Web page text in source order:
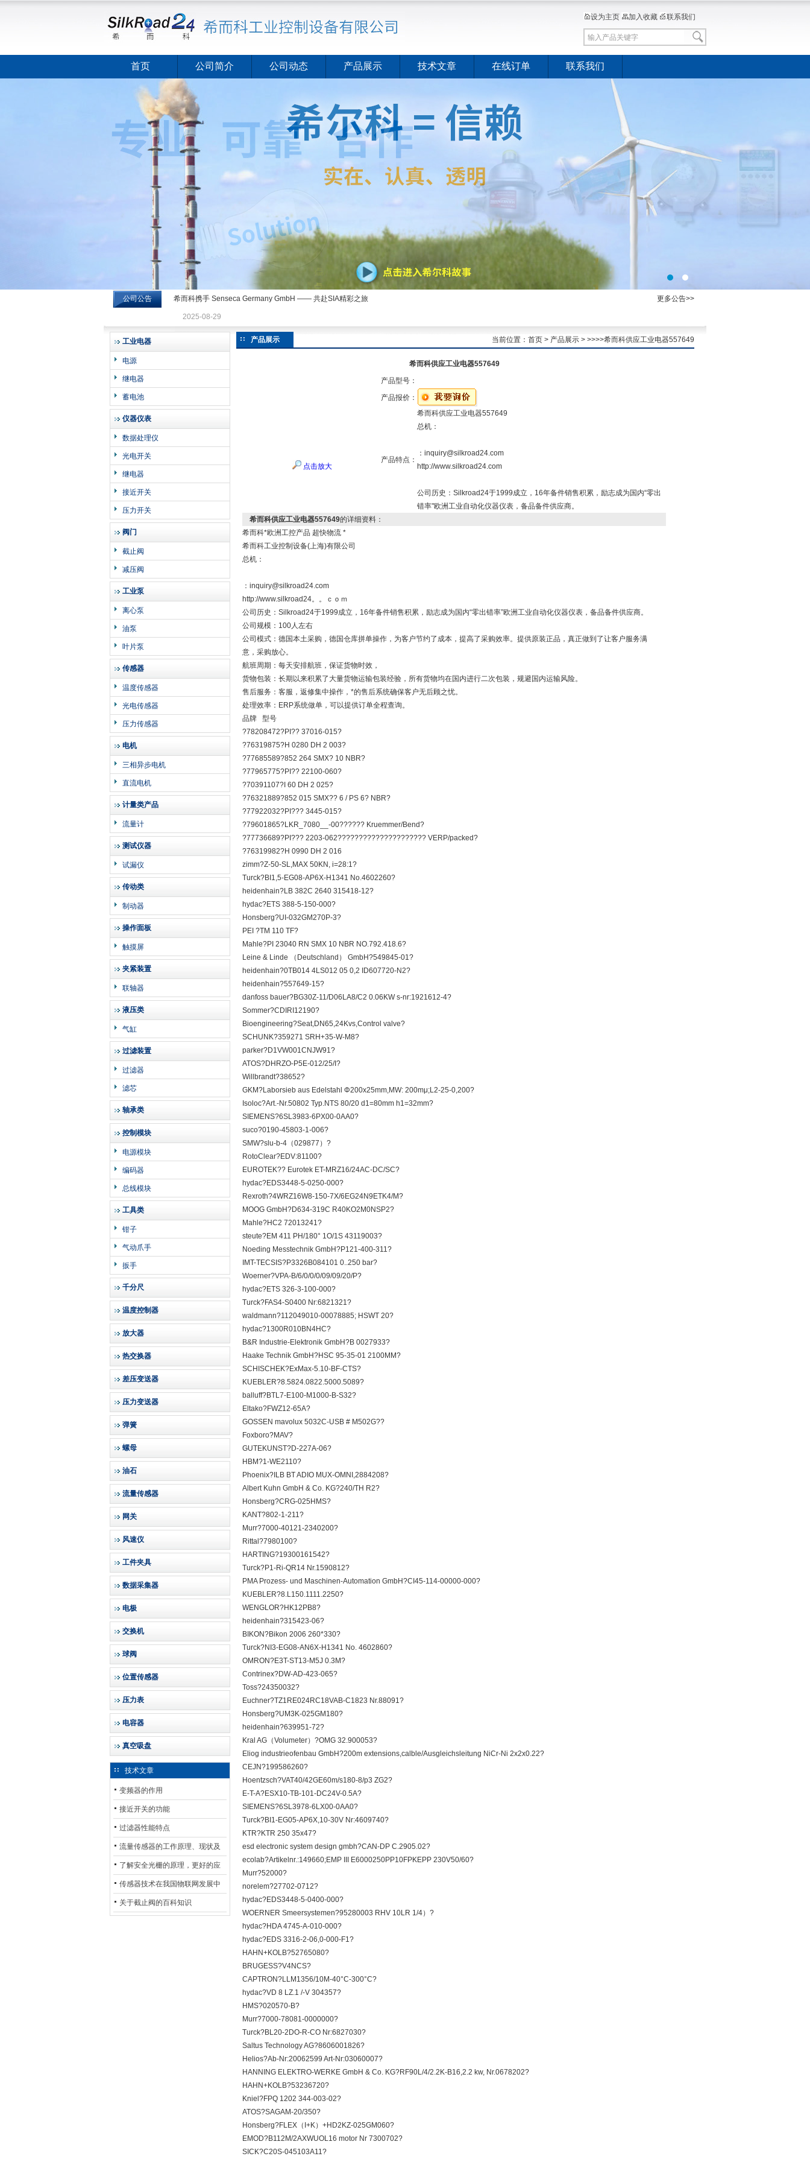
希而科工业控制设备有限公司
设为主页 加入收藏 联系我们
首页 公司简介 公司动态 产品展示 技术文章 在线订单 联系我们
公司公告 希而科携手 Senseca Germany GmbH —— 共赴SIA精彩之旅
2025-08-29
更多公告>>
工业电器
电源
继电器
蓄电池
仪器仪表
数据处理仪
光电开关
继电器
接近开关
压力开关
阀门
截止阀
减压阀
工业泵
离心泵
油泵
叶片泵
传感器
温度传感器
光电传感器
压力传感器
电机
三相异步电机
直流电机
计量类产品
流量计
测试仪器
试漏仪
传动类
制动器
操作面板
触摸屏
夹紧装置
联轴器
液压类
气缸
过滤装置
过滤器
滤芯
轴承类
控制模块
电源模块
编码器
总线模块
工具类
钳子
气动爪手
扳手
千分尺
温度控制器
放大器
热交换器
差压变送器
压力变送器
弹簧
螺母
油石
流量传感器
网关
风速仪
工件夹具
数据采集器
电极
交换机
球阀
位置传感器
压力表
电容器
真空吸盘
技术文章
变频器的作用
接近开关的功能
过滤器性能特点
流量传感器的工作原理、现状及
其发展前景
了解安全光栅的原理，更好的应
用安全光栅
传感器技术在我国物联网发展中
的地位*
关于截止阀的百科知识
产品展示 当前位置： 首页 > 产品展示 > >>>>希而科供应工业电器557649
希而科供应工业电器557649
点击放大
产品型号：
产品报价：
产品特点：
希而科供应工业电器557649
总机：
：inquiry@silkroad24.com
http://www.silkroad24.com
公司历史：Silkroad24于1999成立，16年备件销售积累，励志成为国内“零出
错率"欧洲工业自动化仪器仪表，备品备件供应商。
希而科供应工业电器557649的详细资料：
希而科*欧洲工控产品 超快物流 *
希而科工业控制设备(上海)有限公司
总机：
：inquiry@silkroad24.com
http://www.silkroad24。。ｃｏｍ
公司历史：Silkroad24于1999成立，16年备件销售积累，励志成为国内“零出错率”欧洲工业自动化仪器仪表，备品备件供应商。
公司规模：100人左右
公司模式：德国本土采购，德国仓库拼单操作，为客户节约了成本，提高了采购效率。提供原装正品，真正做到了让客户服务满
意，采购放心。
航班周期：每天安排航班，保证货物时效，
货物包装：长期以来积累了大量货物运输包装经验，所有货物均在国内进行二次包装，规避国内运输风险。
售后服务：客服，返修集中操作，*的售后系统确保客户无后顾之忧。
处理效率：ERP系统做单，可以提供订单全程查询。
品牌 型号
?78208472?PI?? 37016-015?
?76319875?H 0280 DH 2 003?
?77685589?852 264 SMX? 10 NBR?
?77965775?PI?? 22100-060?
?70391107?I 60 DH 2 025?
?76321889?852 015 SMX?? 6 / PS 6? NBR?
?77922032?PI??? 3445-015?
?79601865?LKR_7080__-00?????? Kruemmer/Bend?
?77736689?PI??? 2203-062????????????????????? VERP/packed?
?76319982?H 0990 DH 2 016
zimm?Z-50-SL,MAX 50KN, i=28:1?
Turck?BI1,5-EG08-AP6X-H1341 No.4602260?
heidenhain?LB 382C 2640 315418-12?
hydac?ETS 388-5-150-000?
Honsberg?UI-032GM270P-3?
PEI ?TM 110 TF?
Mahle?PI 23040 RN SMX 10 NBR NO.792.418.6?
Leine & Linde （Deutschland） GmbH?549845-01?
heidenhain?0TB014 4LS012 05 0,2 ID607720-N2?
heidenhain?557649-15?
danfoss bauer?BG30Z-11/D06LA8/C2 0.06KW s-nr:1921612-4?
Sommer?CDIRI12190?
Bioengineering?Seat,DN65,24Kvs,Control valve?
SCHUNK?359271 SRH+35-W-M8?
parker?D1VW001CNJW91?
ATOS?DHRZO-P5E-012/25/I?
Willbrandt?38652?
GKM?Laborsieb aus Edelstahl Φ200x25mm,MW: 200mμ;L2-25-0,200?
Isoloc?Art.-Nr.50802 Typ.NTS 80/20 d1=80mm h1=32mm?
SIEMENS?6SL3983-6PX00-0AA0?
suco?0190-45803-1-006?
SMW?slu-b-4（029877）?
RotoClear?EDV:81100?
EUROTEK?? Eurotek ET-MRZ16/24AC-DC/SC?
hydac?EDS3448-5-0250-000?
Rexroth?4WRZ16W8-150-7X/6EG24N9ETK4/M?
MOOG GmbH?D634-319C R40KO2M0NSP2?
Mahle?HC2 72013241?
steute?EM 411 PH/180° 1O/1S 43119003?
Noeding Messtechnik GmbH?P121-400-311?
IMT-TECSIS?P3326B084101 0..250 bar?
Woerner?VPA-B/6/0/0/0/09/09/20/P?
hydac?ETS 326-3-100-000?
Turck?FAS4-S0400 Nr:6821321?
waldmann?112049010-00078885; HSWT 20?
hydac?1300R010BN4HC?
B&R Industrie-Elektronik GmbH?B 0027933?
Haake Technik GmbH?HSC 95-35-01 2100MM?
SCHISCHEK?ExMax-5.10-BF-CTS?
KUEBLER?8.5824.0822.5000.5089?
balluff?BTL7-E100-M1000-B-S32?
Eltako?FWZ12-65A?
GOSSEN mavolux 5032C-USB # M502G??
Foxboro?MAV?
GUTEKUNST?D-227A-06?
HBM?1-WE2110?
Phoenix?ILB BT ADIO MUX-OMNI,2884208?
Albert Kuhn GmbH & Co. KG?240/TH R2?
Honsberg?CRG-025HMS?
KANT?802-1-211?
Murr?7000-40121-2340200?
Rittal?7980100?
HARTING?19300161542?
Turck?P1-Ri-QR14 Nr.1590812?
PMA Prozess- und Maschinen-Automation GmbH?CI45-114-00000-000?
KUEBLER?8.L150.1111.2250?
WENGLOR?HK12PB8?
heidenhain?315423-06?
BIKON?Bikon 2006 260*330?
Turck?NI3-EG08-AN6X-H1341 No. 4602860?
OMRON?E3T-ST13-M5J 0.3M?
Contrinex?DW-AD-423-065?
Toss?24350032?
Euchner?TZ1RE024RC18VAB-C1823 Nr.88091?
Honsberg?UM3K-025GM180?
heidenhain?639951-72?
Kral AG（Volumeter）?OMG 32.900053?
Eliog industrieofenbau GmbH?200m extensions,calble/Ausgleichsleitung NiCr-Ni 2x2x0.22?
CEJN?199586260?
Hoentzsch?VAT40/42GE60m/s180-8/p3 ZG2?
E-T-A?ESX10-TB-101-DC24V-0.5A?
SIEMENS?6SL3978-6LX00-0AA0?
Turck?BI1-EG05-AP6X,10-30V Nr:4609740?
KTR?KTR 250 35x47?
esd electronic system design gmbh?CAN-DP C.2905.02?
ecolab?Artikelnr.:149660;EMP III E6000250PP10FPKEPP 230V50/60?
Murr?52000?
norelem?27702-0712?
hydac?EDS3448-5-0400-000?
WOERNER Smeersystemen?95280003 RHV 10LR 1/4）?
hydac?HDA 4745-A-010-000?
hydac?EDS 3316-2-06,0-000-F1?
HAHN+KOLB?52765080?
BRUGESS?V4NCS?
CAPTRON?LLM1356/10M-40°C-300°C?
hydac?VD 8 LZ.1 /-V 304357?
HMS?020570-B?
Murr?7000-78081-0000000?
Turck?BL20-2DO-R-CO Nr:6827030?
Saltus Technology AG?8606001826?
Helios?Ab-Nr:20062599 Art-Nr:03060007?
HANNING ELEKTRO-WERKE GmbH & Co. KG?RF90L/4/2.2K-B16,2.2 kw, Nr.0678202?
HAHN+KOLB?53236720?
Kniel?FPQ 1202 344-003-02?
ATOS?SAGAM-20/350?
Honsberg?FLEX（I+K）+HD2KZ-025GM060?
EMOD?B112M/2AXWUOL16 motor Nr 7300702?
SICK?C20S-045103A11?